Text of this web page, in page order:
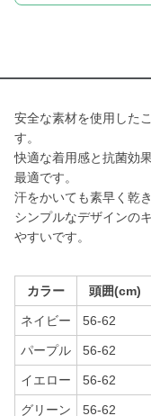
安全な素材を使用した
す。
快適な着用感と抗菌効
最適です。
汗をかいても素早く乾
シンプルなデザインの
やすいです。
カラー 頭囲(cm)
ネイビー 56-62
パープル 56-62
イエロー 56-62
グリーン 56-62